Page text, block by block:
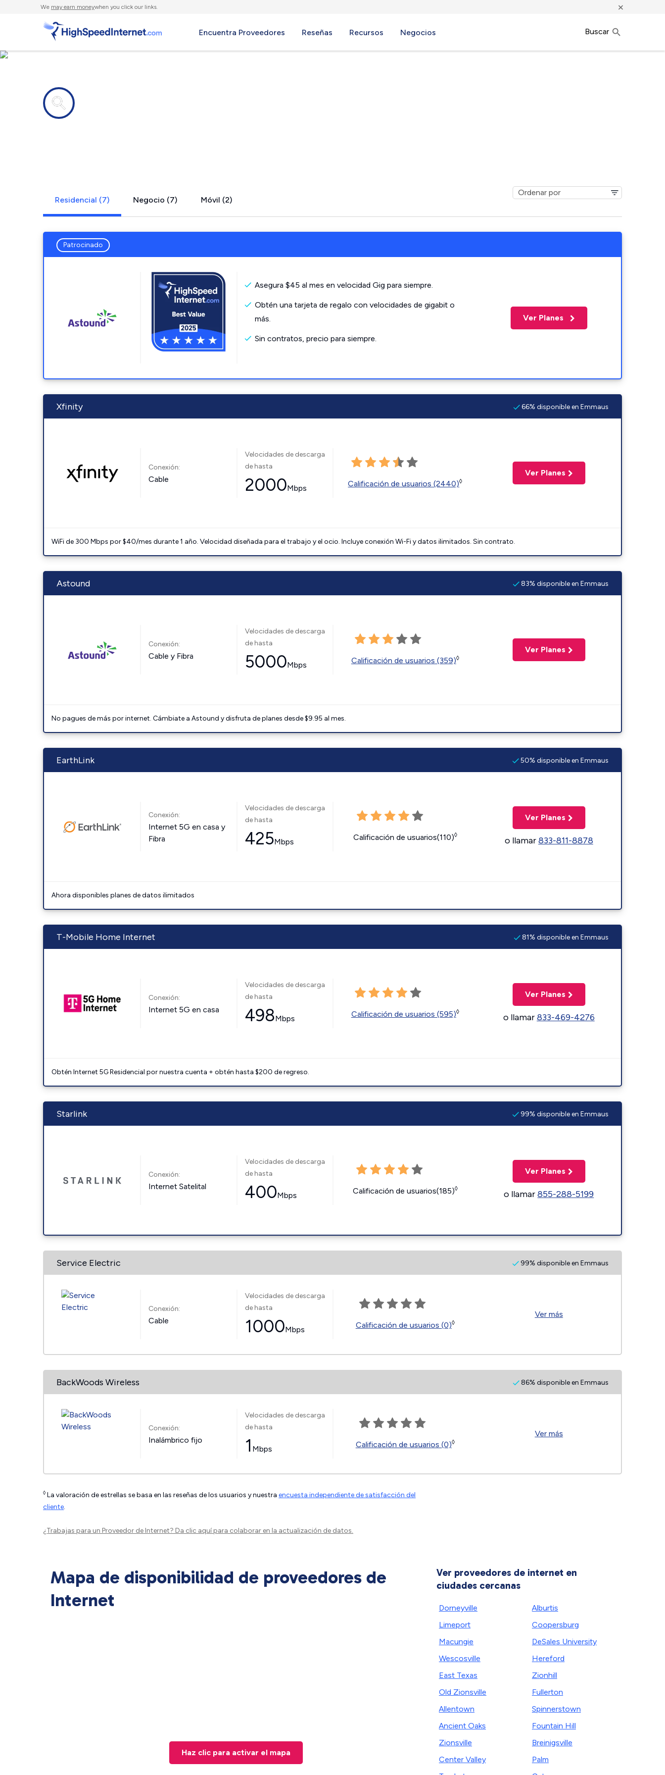
We may earn moneywhen you click our links. ×
Encuentra Proveedores Reseñas Recursos Negocios Buscar
Residencial (7) Negocio (7) Móvil (2)
Patrocinado
Asegura $45 al mes en velocidad Gig para siempre.
Obtén una tarjeta de regalo con velocidades de gigabit o
más.
Sin contratos, precio para siempre.
Ver Planes
Xfinity 66% disponible en Emmaus
Conexión:
Cable
Velocidades de descarga
de hasta
2000Mbps Calificación de usuarios (2440)◊
Ver Planes
WiFi de 300 Mbps por $40/mes durante 1 año. Velocidad diseñada para el trabajo y el ocio. Incluye conexión Wi-Fi y datos ilimitados. Sin contrato.
Astound 83% disponible en Emmaus
Conexión:
Cable y Fibra
Velocidades de descarga
de hasta
5000Mbps Calificación de usuarios (359)◊
Ver Planes
No pagues de más por internet. Cámbiate a Astound y disfruta de planes desde $9.95 al mes.
EarthLink 50% disponible en Emmaus
Conexión:
Internet 5G en casa y
Fibra
Velocidades de descarga
de hasta
425Mbps Calificación de usuarios(110)◊
Ver Planes
o llamar833-811-8878
Ahora disponibles planes de datos ilimitados
T-Mobile Home Internet 81% disponible en Emmaus
Conexión:
Internet 5G en casa
Velocidades de descarga
de hasta
498Mbps Calificación de usuarios (595)◊
Ver Planes
o llamar833-469-4276
Obtén Internet 5G Residencial por nuestra cuenta + obtén hasta $200 de regreso.
Starlink 99% disponible en Emmaus
Conexión:
Internet Satelital
Velocidades de descarga
de hasta
400Mbps Calificación de usuarios(185)◊
Ver Planes
o llamar855-288-5199
Service Electric 99% disponible en Emmaus
Conexión:
Cable
Velocidades de descarga
de hasta
1000Mbps Calificación de usuarios (0)◊
Ver más
BackWoods Wireless 86% disponible en Emmaus
Conexión:
Inalámbrico fijo
Velocidades de descarga
de hasta
1 Mbps Calificación de usuarios (0)◊
Ver más
◊ La valoración de estrellas se basa en las reseñas de los usuarios y nuestra encuesta independiente de satisfacción del
cliente.
¿Trabajas para un Proveedor de Internet? Da clic aquípara colaborar en la actualización de datos.
Mapa de disponibilidad de proveedores de
Internet
Haz clic para activar el mapa
Ver proveedores de internet en
ciudades cercanas
Dorneyville
Limeport
Macungie
Wescosville
East Texas
Old Zionsville
Allentown
Ancient Oaks
Zionsville
Center Valley
Alburtis
Coopersburg
DeSales University
Hereford
Zionhill
Fullerton
Spinnerstown
Fountain Hill
Breinigsville
Palm